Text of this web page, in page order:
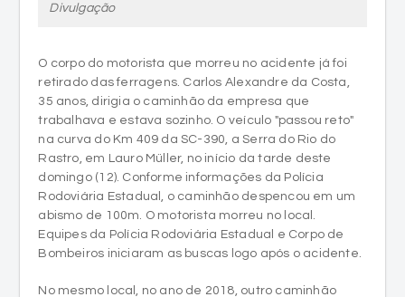
Divulgação
O corpo do motorista que morreu no acidente já foi
retirado das ferragens. Carlos Alexandre da Costa,
35 anos, dirigia o caminhão da empresa que
trabalhava e estava sozinho. O veículo "passou reto"
na curva do Km 409 da SC-390, a Serra do Rio do
Rastro, em Lauro Müller, no início da tarde deste
domingo (12). Conforme informações da Polícia
Rodoviária Estadual, o caminhão despencou em um
abismo de 100m. O motorista morreu no local.
Equipes da Polícia Rodoviária Estadual e Corpo de
Bombeiros iniciaram as buscas logo após o acidente.
No mesmo local, no ano de 2018, outro caminhão